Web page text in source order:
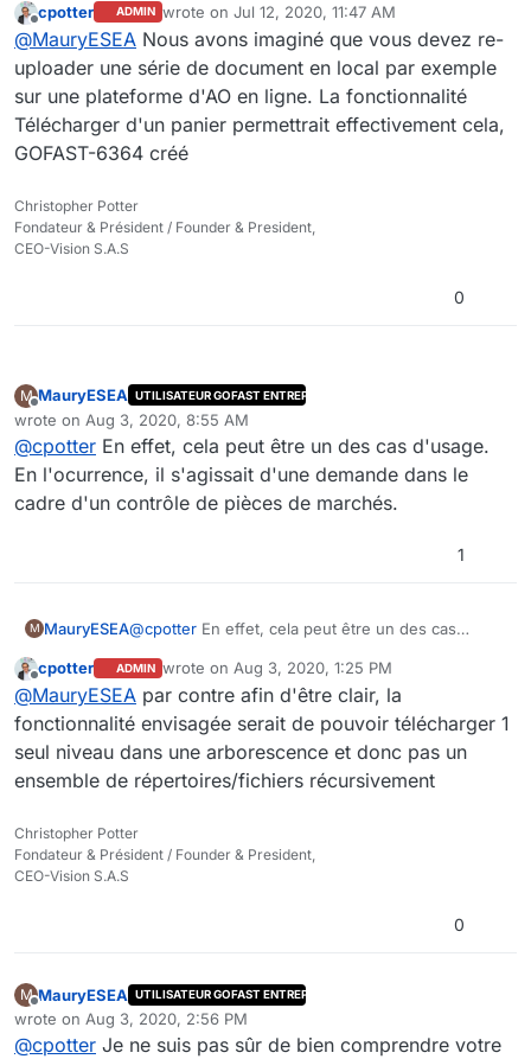
ensemble de fichiers (ensemble des pièces des
réponses à un marché) pour diffusion à un
organisme tiers hors GED ? Cela est-il
réalisable aujourd'hui ?
Une idée serait de pouvoir sélectionner depuis la
recherche l'ensemble des fichiers concernés
(Case à cocher) et de pouvoir faire des actions de
masse comme les ajouter au panier par exemple.
D'autre part, depuis le panier il faudrait pouvoir
télécharger l'ensemble des pièces sans avoir à
passer par un mail ou un lien spécifique.
Qu'en pensez-vous?
Cordialement
Offline
cpotter ADMIN wrote on Jul 12, 2020, 11:47 AM
last edited by cpotterJul 12, 2020, 1:48 PM
@MauryESEA Nous avons imaginé que vous devez re-
uploader une série de document en local par exemple
sur une plateforme d'AO en ligne. La fonctionnalité
Télécharger d'un panier permettrait effectivement cela,
GOFAST-6364 créé
Christopher Potter
Fondateur & Président / Founder & President,
CEO-Vision S.A.S
0
M
Offline
MauryESEA UTILISATEUR GOFAST ENTREPRISE
wrote on Aug 3, 2020, 8:55 AM
last edited by
@cpotter En effet, cela peut être un des cas d'usage.
En l'ocurrence, il s'agissait d'une demande dans le
cadre d'un contrôle de pièces de marchés.
1
M MauryESEA@cpotter En effet, cela peut être un des cas
demande dans le cadre d'un contrôle de pièces de
marchés.
Offline
cpotter ADMIN wrote on Aug 3, 2020, 1:25 PM
last edited by
@MauryESEA par contre afin d'être clair, la
fonctionnalité envisagée serait de pouvoir télécharger 1
seul niveau dans une arborescence et donc pas un
ensemble de répertoires/fichiers récursivement
Christopher Potter
Fondateur & Président / Founder & President,
CEO-Vision S.A.S
0
M
Offline
MauryESEA UTILISATEUR GOFAST ENTREPRISE
wrote on Aug 3, 2020, 2:56 PM
last edited by
@cpotter Je ne suis pas sûr de bien comprendre votre